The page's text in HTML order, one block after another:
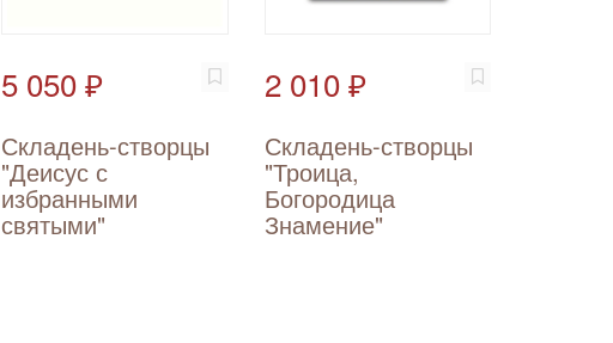
5 050 ₽
Складень-створцы
"Деисус с
избранными
святыми"
2 010 ₽
Складень-створцы
"Троица,
Богородица
Знамение"